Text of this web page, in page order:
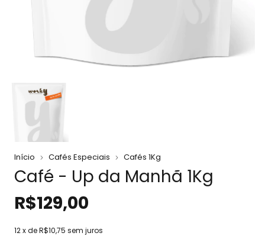
Início Cafés Especiais Cafés 1Kg
Café - Up da Manhã 1Kg
R$129,00
12x deR$10,75 sem juros